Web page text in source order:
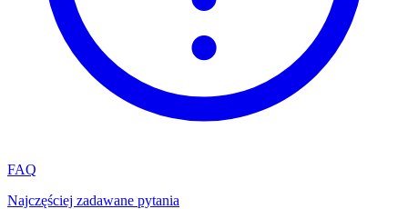
FAQ
Najczęściej zadawane pytania